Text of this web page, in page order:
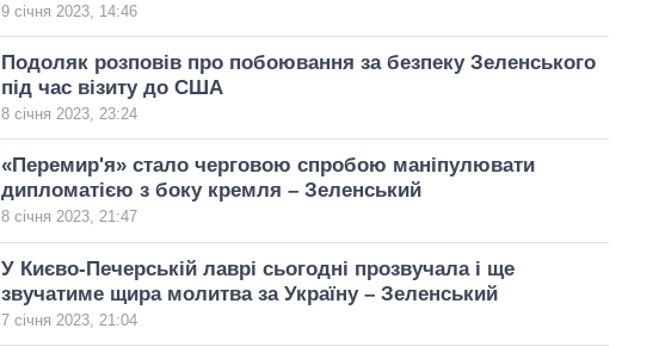
9 січня 2023, 14:46
Подоляк розповів про побоювання за безпеку Зеленського
під час візиту до США
8 січня 2023, 23:24
«Перемир'я» стало черговою спробою маніпулювати
дипломатією з боку кремля – Зеленський
8 січня 2023, 21:47
У Києво-Печерській лаврі сьогодні прозвучала і ще
звучатиме щира молитва за Україну – Зеленський
7 січня 2023, 21:04